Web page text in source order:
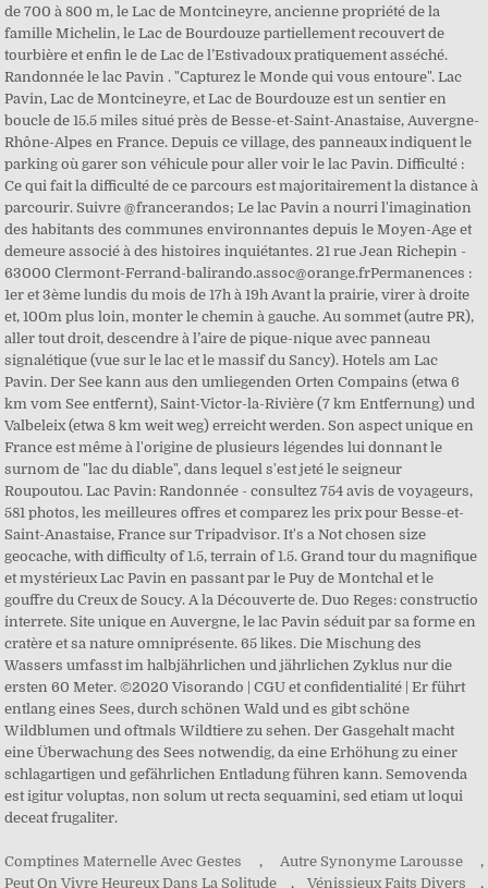
Comptines Maternelle Avec Gestes , Autre Synonyme Larousse
,
Peut On Vivre Heureux Dans La Solitude
, Vénissieux Faits Divers ,